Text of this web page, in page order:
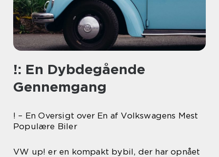
!: En Dybdegående
Gennemgang
! – En Oversigt over En af Volkswagens Mest
Populære Biler
VW up! er en kompakt bybil, der har opnået